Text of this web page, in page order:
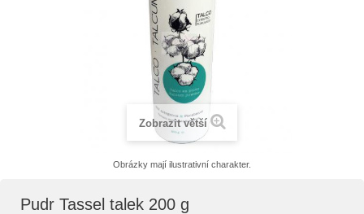
Zobrazit větší
Obrázky mají ilustrativní charakter.
Pudr Tassel talek 200 g